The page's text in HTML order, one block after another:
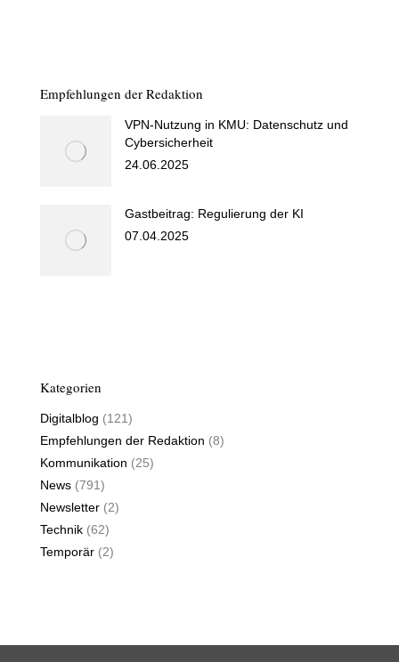
Empfehlungen der Redaktion
VPN-Nutzung in KMU: Datenschutz und
Cybersicherheit
24.06.2025
Gastbeitrag: Regulierung der KI
07.04.2025
Kategorien
Digitalblog (121)
Empfehlungen der Redaktion (8)
Kommunikation (25)
News (791)
Newsletter (2)
Technik (62)
Temporär (2)